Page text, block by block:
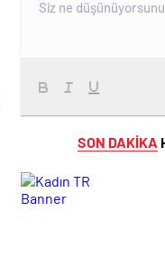
SON DAKİKA